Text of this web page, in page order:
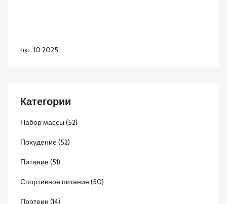
окт, 10 2025
Категории
Набор массы (52)
Похудение(52)
Питание(51)
Спортивное питание(50)
Протеин (14)